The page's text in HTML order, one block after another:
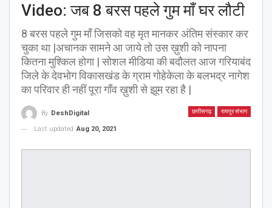
Video: जब 8 बरस पहले गुम माँ घर लौटी
8 बरस पहले गुम माँ जिसको वह मृत मानकर अंतिम संस्कार कर
चुका था |अचानक सामने आ जाये तो उस ख़ुशी को नापना
कितना मुश्किल होगा | सोशल मीडिया की बदौलत आज गरियाबंद
जिले के देवभोग विकासखंड के ग्राम गोहेकेला के बलभद्र नागेश
का परिवार ही नहीं पूरा गाँव ख़ुशी से झूम रहा है |
छत्तीसगढ़ रायपुर संभाग
By DeshDigital
Last updated Aug 20, 2021